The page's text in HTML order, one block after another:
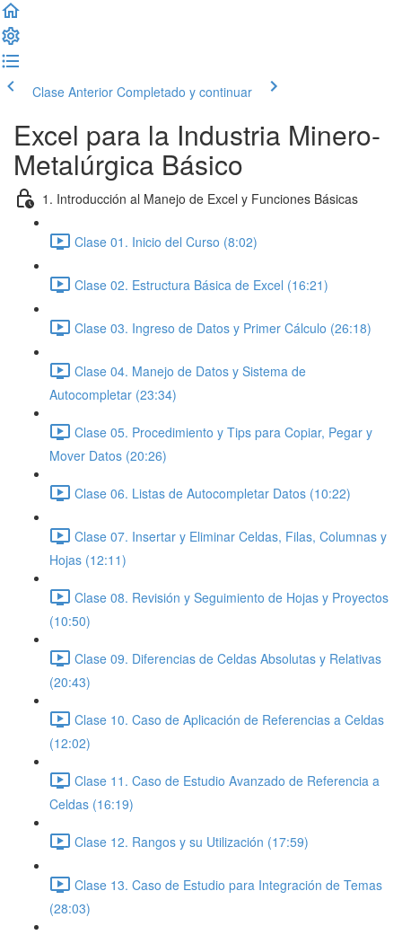
Clase Anterior Completado y continuar
Excel para la Industria Minero-
Metalúrgica Básico
1. Introducción al Manejo de Excel y Funciones Básicas
Clase 01. Inicio del Curso (8:02)
Clase 02. Estructura Básica de Excel (16:21)
Clase 03. Ingreso de Datos y Primer Cálculo (26:18)
Clase 04. Manejo de Datos y Sistema de
Autocompletar (23:34)
Clase 05. Procedimiento y Tips para Copiar, Pegar y
Mover Datos (20:26)
Clase 06. Listas de Autocompletar Datos (10:22)
Clase 07. Insertar y Eliminar Celdas, Filas, Columnas y
Hojas (12:11)
Clase 08. Revisión y Seguimiento de Hojas y Proyectos
(10:50)
Clase 09. Diferencias de Celdas Absolutas y Relativas
(20:43)
Clase 10. Caso de Aplicación de Referencias a Celdas
(12:02)
Clase 11. Caso de Estudio Avanzado de Referencia a
Celdas (16:19)
Clase 12. Rangos y su Utilización (17:59)
Clase 13. Caso de Estudio para Integración de Temas
(28:03)